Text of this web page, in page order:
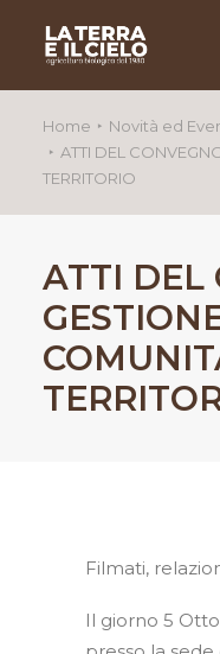
CHI SIAMO
CONTATTI
Home
Novità ed
ATTI DEL
TERRITORIO
ATTI DEL
Filmati,
Il giorno 5